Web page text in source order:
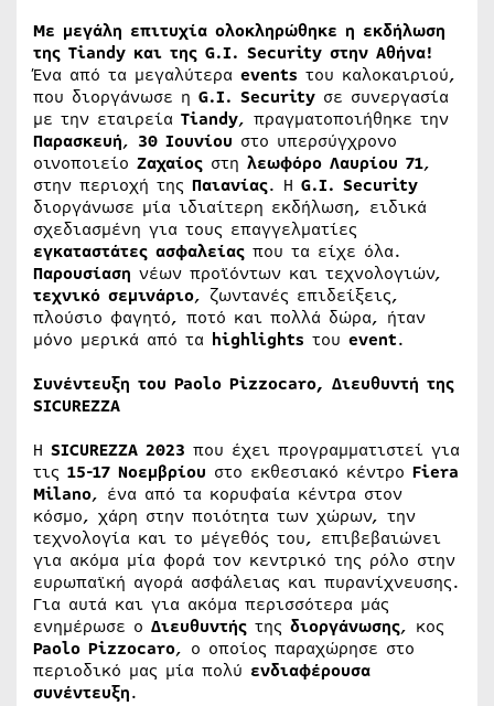
Με μεγάλη επιτυχία ολοκληρώθηκε η εκδήλωση
της Tiandy και της G.I. Security στην Αθήνα!
Ένα από τα μεγαλύτερα events του καλοκαιριού,
που διοργάνωσε η G.I. Security σε συνεργασία
με την εταιρεία Tiandy, πραγματοποιήθηκε την
Παρασκευή, 30 Ιουνίου στο υπερσύγχρονο
οινοποιείο Ζαχαίος στη λεωφόρο Λαυρίου 71,
στην περιοχή της Παιανίας. Η G.I. Security
διοργάνωσε μία ιδιαίτερη εκδήλωση, ειδικά
σχεδιασμένη για τους επαγγελματίες
εγκαταστάτες ασφαλείας που τα είχε όλα.
Παρουσίαση νέων προϊόντων και τεχνολογιών,
τεχνικό σεμινάριο, ζωντανές επιδείξεις,
πλούσιο φαγητό, ποτό και πολλά δώρα, ήταν
μόνο μερικά από τα highlights του event.
Συνέντευξη του Paolo Pizzocaro, Διευθυντή της
SICUREZZA
Η SICUREZZA 2023 που έχει προγραμματιστεί για
τις 15-17 Νοεμβρίου στο εκθεσιακό κέντρο Fiera
Milano, ένα από τα κορυφαία κέντρα στον
κόσμο, χάρη στην ποιότητα των χώρων, την
τεχνολογία και το μέγεθός του, επιβεβαιώνει
για ακόμα μία φορά τον κεντρικό της ρόλο στην
ευρωπαϊκή αγορά ασφάλειας και πυρανίχνευσης.
Για αυτά και για ακόμα περισσότερα μάς
ενημέρωσε ο Διευθυντής της διοργάνωσης, κος
Paolo Pizzocaro, ο οποίος παραχώρησε στο
περιοδικό μας μία πολύ ενδιαφέρουσα
συνέντευξη.